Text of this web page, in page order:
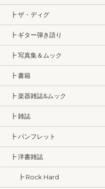
┣ ザ・ディグ
┣ ギター弾き語り
┣ 写真集＆ムック
┣ 書籍
┣ 楽器雑誌&ムック
┣ 雑誌
┣ パンフレット
┣ 洋書雑誌
┣ Rock Hard